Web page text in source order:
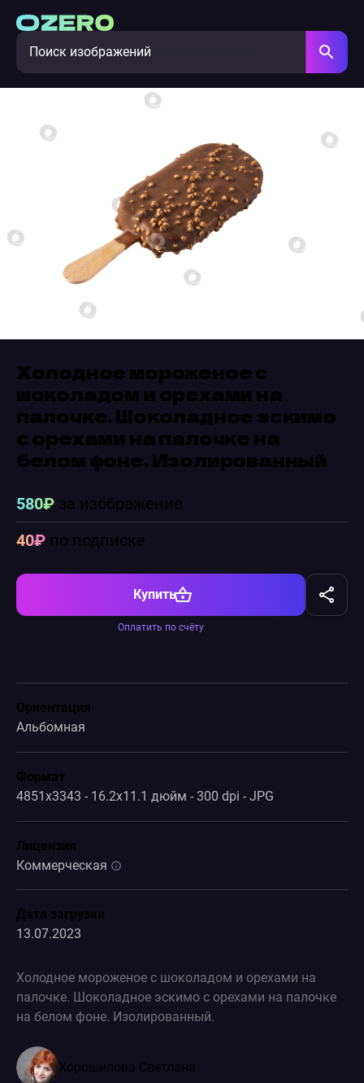
Холодное мороженое с
шоколадом и орехами на
палочке. Шоколадное эскимо
с орехами на палочке на
белом фоне. Изолированный
580₽за изображение
40₽по подписке
Купить
Оплатить по счёту
Ориентация
Альбомная
Формат
4851x3343 - 16.2x11.1 дюйм - 300 dpi - JPG
Лицензия
Коммерческая
Дата загрузки
13.07.2023
Холодное мороженое с шоколадом и орехами на
палочке. Шоколадное эскимо с орехами на палочке
на белом фоне. Изолированный.
Хорошилова Светлана